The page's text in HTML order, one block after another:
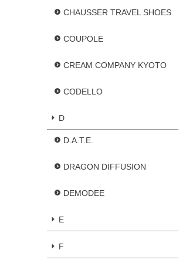
CHAUSSER TRAVEL SHOES
COUPOLE
CREAM COMPANY KYOTO
CODELLO
D
D.A.T.E.
DRAGON DIFFUSION
DEMODEE
E
F